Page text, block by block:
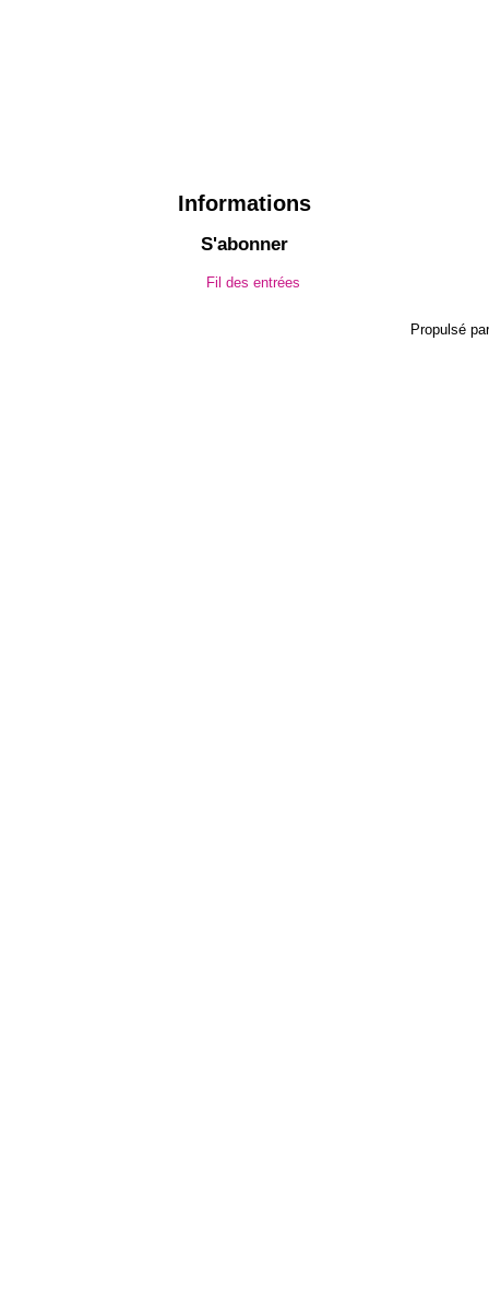
Informations
S'abonner
Fil des entrées
Propulsé